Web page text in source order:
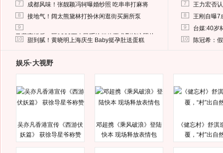
7 成都风味！张靓颖冯轲曝婚纱照 吃串串打麻将
8 接地气！阔太熊黛林打扮休闲逛街买厕所泵
9
马蓉离婚后，砸1000万人民币给媒体要求删掉这照片
10 甜到腻！黄晓明上海庆生 Baby挺孕肚送蛋糕
7 王力宏否
8 王刚自曝7
9 台媒:40岁
10 陈冠希：
娱乐·大视野
吴亦凡香港宣传《西游伏
妖篇》 获徐导星爷称赞
邓超携《乘风破浪》登陆
快本 现场释放表情包
《健忘村》舒淇
覆，“村”出自